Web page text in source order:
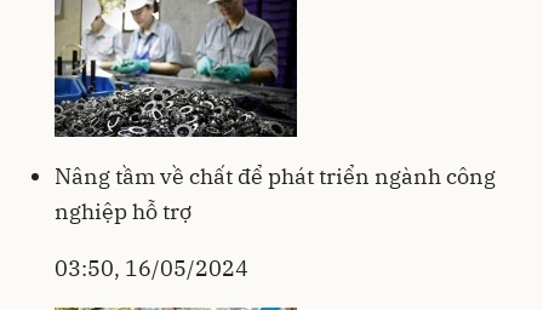
Nâng tầm về chất để phát triển ngành công
nghiệp hỗ trợ
03:50, 16/05/2024